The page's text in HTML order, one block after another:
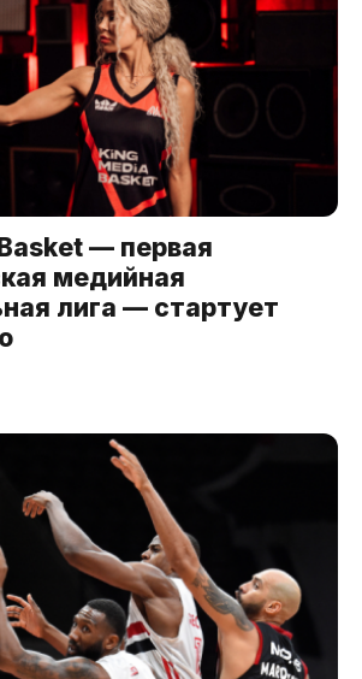
— первая
медийная
лига — стартует